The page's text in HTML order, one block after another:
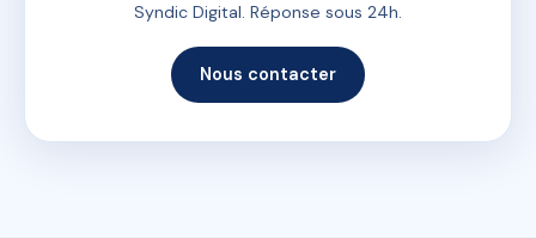
Syndic Digital. Réponse sous 24h.
Nous contacter